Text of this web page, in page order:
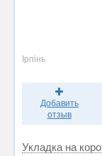
Ірпінь
Добавить
отзыв
Укладка на